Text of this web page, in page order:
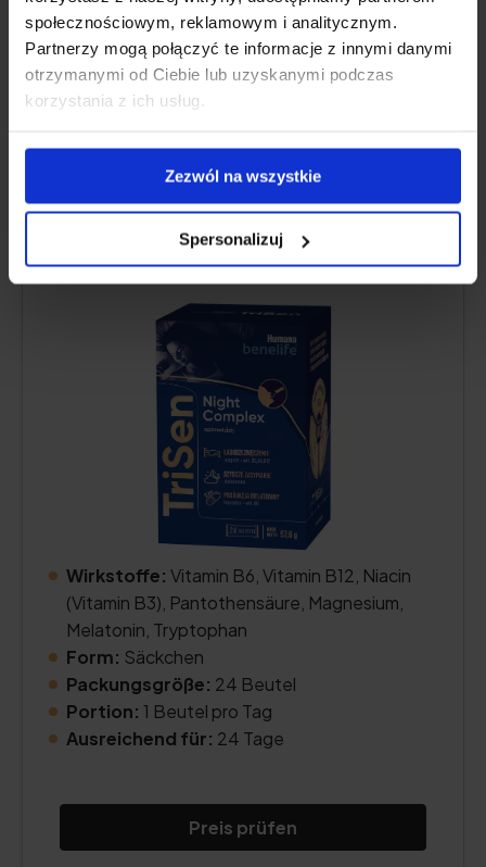
społecznościowym, reklamowym i analitycznym.
Partnerzy mogą połączyć te informacje z innymi danymi
otrzymanymi od Ciebie lub uzyskanymi podczas
korzystania z ich usług.
Zezwól na wszystkie
Spersonalizuj
Expertenmeinung
Humana Benelife TriSen Nacht-
Komplex
Wirkstoffe: Vitamin B6, Vitamin B12, Niacin
(Vitamin B3), Pantothensäure, Magnesium,
Melatonin, Tryptophan
Form: Säckchen
Packungsgröße: 24 Beutel
Portion: 1 Beutel pro Tag
Ausreichend für: 24 Tage
Preis prüfen